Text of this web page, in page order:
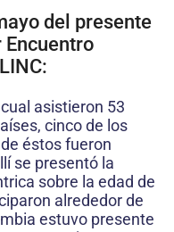
del presente
Encuentro
asistieron 53
cinco de los
éstos fueron
se presentó la
sobre la edad de
alrededor de
estuvo presente